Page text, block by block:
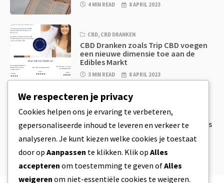
4 MIN READ 8 APRIL 2023
CBD, CBD DRANKEN
CBD Dranken zoals Trip CBD voegen
een nieuwe dimensie toe aan de
Edibles Markt
3 MIN READ 8 APRIL 2023
CBD Koekjesdeeg & Ongelooflijk
Simpele CBD Edibles Die Je Zelf Thuis
8 APRIL 2023
We respecteren je privacy
Cookies helpen ons je ervaring te verbeteren,
gepersonaliseerde inhoud te leveren en verkeer te
analyseren. Je kunt kiezen welke cookies je toestaat
door op Aanpassen te klikken. Klik op Alles
accepteren om toestemming te geven ofAlles
weigeren om niet-essentiële cookies te weigeren.